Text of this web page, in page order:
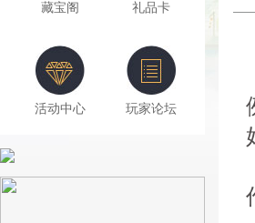
藏宝阁 礼品卡
活动中心 玩家论坛